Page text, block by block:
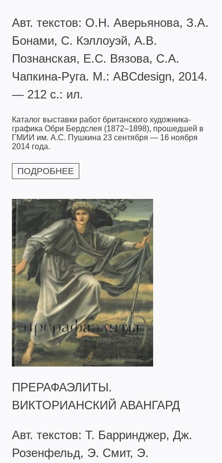
Авт. текстов: О.Н. Аверьянова, З.А.
Бонами, С. Кэллоуэй, А.В.
Познанская, Е.С. Вязова, С.А.
Чапкина-Руга. М.: ABCdesign, 2014.
— 212 с.: ил.
Каталог выставки работ британского художника-
графика Обри Бердслея (1872–1898), прошедшей в
ГМИИ им. А.С. Пушкина 23 сентября — 16 ноября
2014 года.
ПОДРОБНЕЕ
ПРЕРАФАЭЛИТЫ.
ВИКТОРИАНСКИЙ АВАНГАРД
Авт. текстов: Т. Барринджер, Дж.
Розенфельд, Э. Смит, Э.